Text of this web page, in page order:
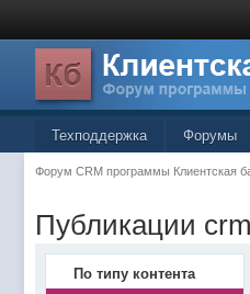
Техподдержка Форумы
Форум CRM программы Клиентская
Публикации
По типу контента